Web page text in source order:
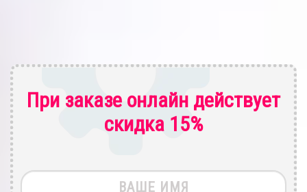
При заказе онлайн действует
скидка 15%